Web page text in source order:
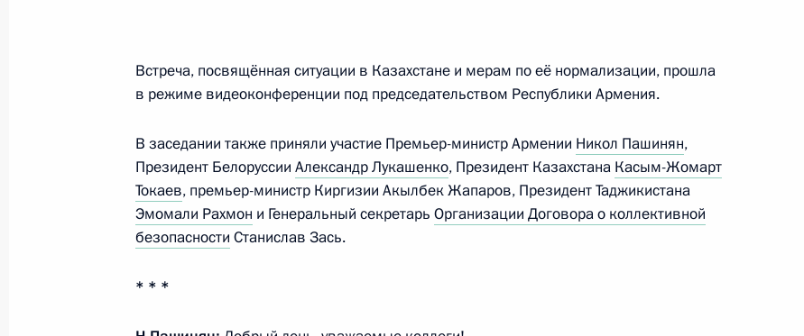
Сессия Совета коллективной безопасности ОДКБ 5
9 января 2022 года, воскресенье
10 января Владимир Путин примет участие во внеочередной
сессии Совета коллективной безопасности ОДКБ
9 января 2022 года, 13:00
Встреча, посвящённая ситуации в Казахстане и мерам по её нормализации, прошла
в режиме видеоконференции под председательством Республики Армения.
В заседании также приняли участие Премьер-министр Армении Никол Пашинян,
Президент Белоруссии Александр Лукашенко, Президент Казахстана Касым-Жомарт
Токаев, премьер-министр Киргизии Акылбек Жапаров, Президент Таджикистана
Эмомали Рахмон и Генеральный секретарь Организации Договора о коллективной
безопасности Станислав Зась.
* * *